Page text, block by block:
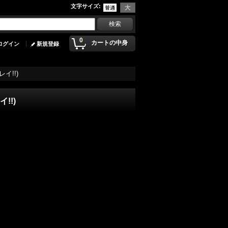
文字サイズ:
0 カートの中身
グイン 新規登録
イ!!)
!!)